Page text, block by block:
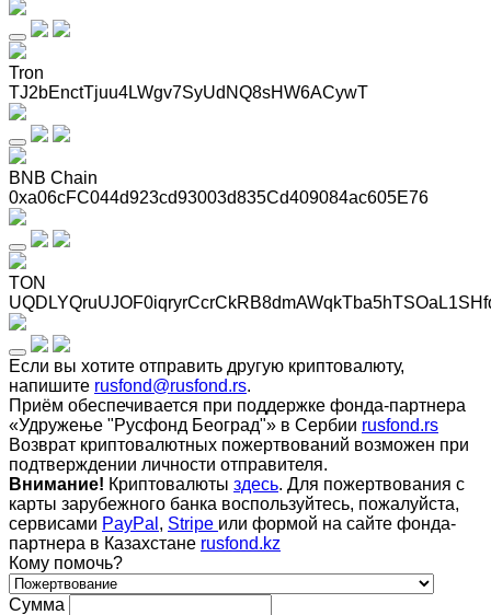
Tron
TJ2bEnctTjuu4LWgv7SyUdNQ8sHW6ACywT
BNB Chain
0xa06cFC044d923cd93003d835Cd409084ac605E76
TON
Если вы хотите отправить другую криптовалюту,
напишите rusfond@rusfond.rs.
Приём обеспечивается при поддержке фонда-партнера
«Удружење "Русфонд Београд"» в Сербии rusfond.rs
Возврат криптовалютных пожертвований возможен при
подтверждении личности отправителя.
Внимание! Криптовалюты здесь. Для пожертвования с
карты зарубежного банка воспользуйтесь, пожалуйста,
сервисами PayPal , Stripe или формой на сайте фонда-
партнера в Казахстане rusfond.kz
Кому помочь?
Сумма